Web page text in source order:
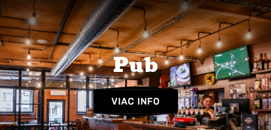
Pub
VIAC INFO